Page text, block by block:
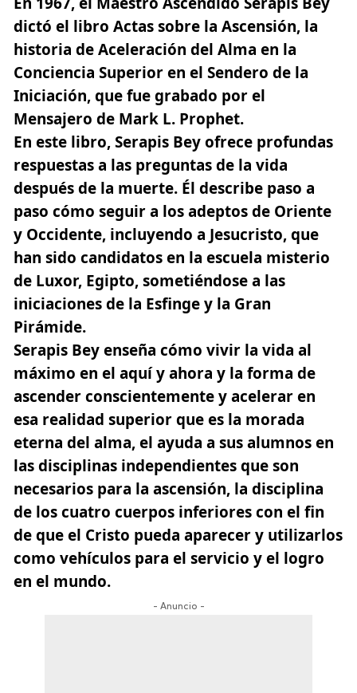
dictó el libro Actas sobre la Ascensión, la
historia de Aceleración del Alma en la
Conciencia Superior en el Sendero de la
Iniciación, que fue grabado por el
Mensajero de Mark L. Prophet.
En este libro, Serapis Bey ofrece profundas
respuestas a las preguntas de la vida
después de la muerte. Él describe paso a
paso cómo seguir a los adeptos de Oriente
y Occidente, incluyendo a Jesucristo, que
han sido candidatos en la escuela misterio
de Luxor, Egipto, sometiéndose a las
iniciaciones de la Esfinge y la Gran
Pirámide.
Serapis Bey enseña cómo vivir la vida al
máximo en el aquí y ahora y la forma de
ascender conscientemente y acelerar en
esa realidad superior que es la morada
eterna del alma, el ayuda a sus alumnos en
las disciplinas independientes que son
necesarios para la ascensión, la disciplina
de los cuatro cuerpos inferiores con el fin
de que el Cristo pueda aparecer y utilizarlos
como vehículos para el servicio y el logro
en el mundo.
- Anuncio -